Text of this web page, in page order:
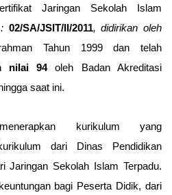
Jaringan Sekolah Islam
: 02/SA/JSIT/II/2011, didirikan oleh
Tahun 1999 dan telah
nilai 94oleh Badan Akreditasi
saat ini.
kurikulum yang
dari Dinas Pendidikan
Jaringan Sekolah Islam Terpadu.
bagi Peserta Didik, dari